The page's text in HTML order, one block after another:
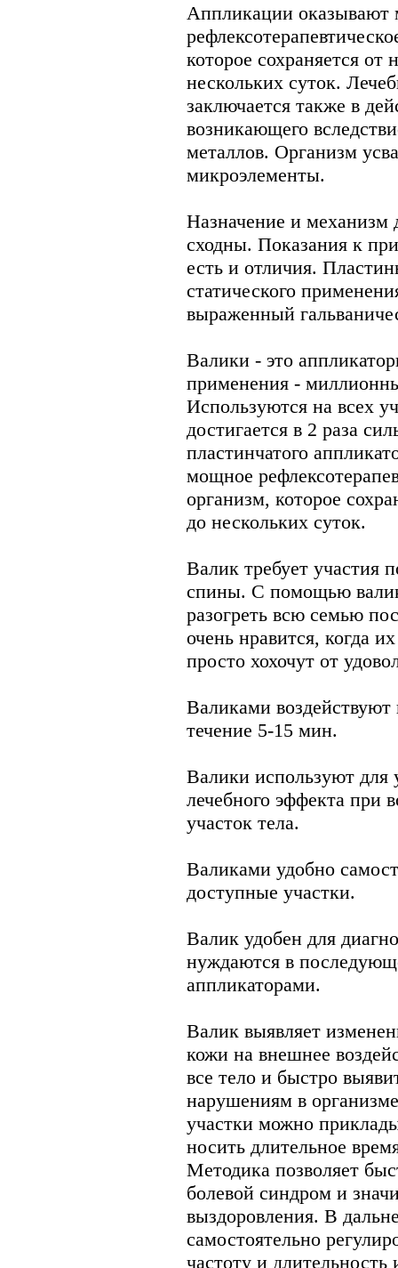
Аппликации
которое сохраняется от
нескольких суток.
заключается также в
возникающего
металлов. Организм
микроэлементы.
Назначение и механизм
сходны. Показания к
есть и отличия.
статического
выраженный
Валики - это
применения -
Используются на всех
достигается в 2 раза
пластинчатого
мощное
организм, которое
до нескольких суток.
Валик требует участия
спины. С помощью
разогреть всю семью
очень нравится, когда
просто хохочут от
Валиками воздействуют
течение 5-15 мин.
Валики используют для
лечебного эффекта при
участок тела.
Валиками удобно
доступные участки.
Валик удобен для
нуждаются в
аппликаторами.
Валик выявляет
кожи на внешнее
все тело и быстро
нарушениям в
участки можно
носить длительное
Методика позволяет
болевой синдром и
выздоровления. В
самостоятельно
частоту и длительность